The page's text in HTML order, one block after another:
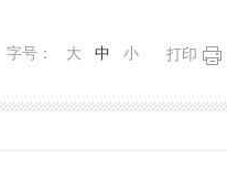
打印
字号： 大 中 小